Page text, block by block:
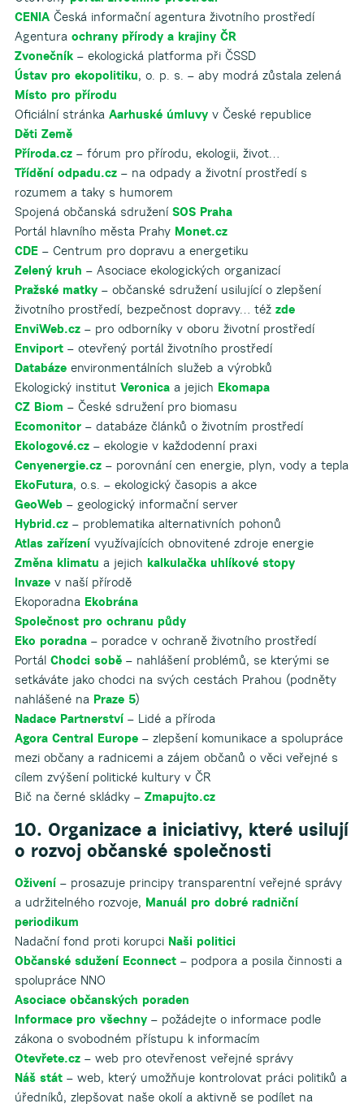
CENIAČeská informační agentura životního prostředí
Agentura ochrany přírody a krajiny ČR
Zvonečník– ekologická platforma při ČSSD
Ústav pro ekopolitiku, o. p. s. – aby modrá zůstala zelená
Místo pro přírodu
Oficiální stránka Aarhuské úmluvyv České republice
Děti Země
Příroda.cz– fórum pro přírodu, ekologii, život…
Třídění odpadu.cz– na odpady a životní prostředí s
rozumem a taky s humorem
Spojená občanská sdružení SOS Praha
Portál hlavního města Prahy Monet.cz
CDE– Centrum pro dopravu a energetiku
Zelený kruh – Asociace ekologických organizací
Pražské matky– občanské sdružení usilující o zlepšení
životního prostředí, bezpečnost dopravy… též zde
EnviWeb.cz– pro odborníky v oboru životní prostředí
Enviport– otevřený portál životního prostředí
Databázeenvironmentálních služeb a výrobků
Ekologický institut Veronicaa jejich Ekomapa
CZ Biom – České sdružení pro biomasu
Ecomonitor– databáze článků o životním prostředí
Ekologové.cz– ekologie v každodenní praxi
Cenyenergie.cz– porovnání cen energie, plyn, vody a tepla
EkoFutura, o.s. – ekologický časopis a akce
GeoWeb– geologický informační server
Hybrid.cz– problematika alternativních pohonů
Atlas zařízenívyužívajících obnovitené zdroje energie
Změna klimatu a jejich kalkulačka uhlíkové stopy
Invazev naší přírodě
Ekoporadna Ekobrána
Společnost pro ochranu půdy
Eko poradna– poradce v ochraně životního prostředí
Portál Chodci sobě– nahlášení problémů, se kterými se
setkáváte jako chodci na svých cestách Prahou (podněty
nahlášené na Praze 5)
Nadace Partnerství– Lidé a příroda
Agora Central Europe– zlepšení komunikace a spolupráce
mezi občany a radnicemi a zájem občanů o věci veřejné s
cílem zvýšení politické kultury v ČR
Bič na černé skládky – Zmapujto.cz
10. Organizace a iniciativy, které usilují
o rozvoj občanské společnosti
Oživení– prosazuje principy transparentní veřejné správy
a udržitelného rozvoje, Manuál pro dobré radniční
periodikum
Nadační fond proti korupci Naši politici
Občanské sdužení Econnect– podpora a posila činnosti a
spolupráce NNO
Asociace občanských poraden
Informace pro všechny– požádejte o informace podle
zákona o svobodném přístupu k informacím
Otevřete.cz– web pro otevřenost veřejné správy
Náš stát– web, který umožňuje kontrolovat práci politiků a
úředníků, zlepšovat naše okolí a aktivně se podílet na